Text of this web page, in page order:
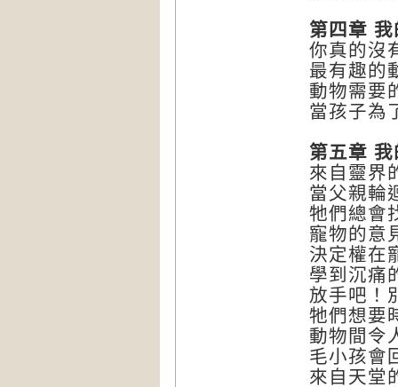
第四章
你真的沒
最有趣的
動物需要
當孩子為
第五章
來自靈界
當父親輪
牠們總會
寵物的意
決定權在
學到沉痛
放手吧！
牠們想要
動物間令
毛小孩會
來自天堂